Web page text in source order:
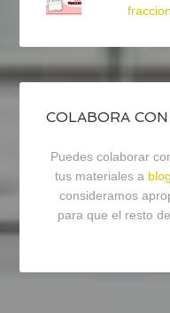
COLABORA
Puedes colaborar
tus materiales a
consideramos
para que el resto